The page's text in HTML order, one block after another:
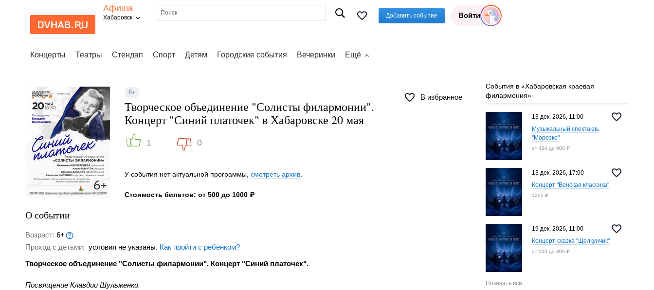
Афиша
Хабаровск Добавить событие Войти
Концерты Театры Стендап Спорт Детям Городские события Вечеринки Ещё
6+
В избранное
Творческое объединение "Солисты филармонии".
Концерт "Синий платочек" в Хабаровске 20 мая
1 0
У события нет актуальной программы, смотреть архив
Стоимость билетов: от 500 до 1000 ₽
О событии
Возраст: 6+
Проход с детьми: условия не указаны. Как пройти с ребёнком?
Творческое объединение "Солисты филармонии". Концерт "Синий платочек".
Посвящение Клавдии Шульженко.
События в «Хабаровская краевая
филармония»
13 дек. 2026, 11:00
Музыкальный спектакль
"Морозко"
от 400 до 800 ₽
13 дек. 2026, 17:00
Концерт "Венская классика"
1200 ₽
19 дек. 2026, 11:00
Концерт-сказка "Щелкунчик"
от 500 до 800 ₽
Показать все